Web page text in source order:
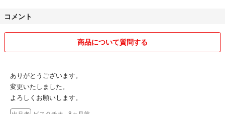
コメント
商品について質問する
ありがとうございます。
変更いたしました。
よろしくお願いします。